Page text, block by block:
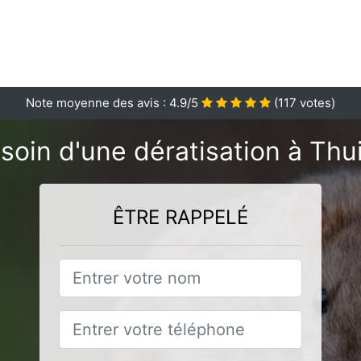
Note moyenne des avis : 4.9/5 (117 votes)
d'une dératisation à
ÊTRE RAPPELÉ